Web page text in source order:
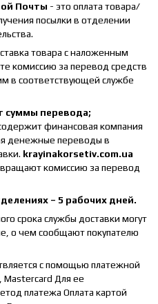
Почты - это оплата товара/
посылки в отделении
товара с наложенным
комиссию за перевод средств
в соответствующей службе
суммы перевода;
финансовая компания
денежные переводы в
krayinakorsetiv.com.ua
комиссию за перевод
– 5 рабочих дней.
срока службы доставки могут
о чем сообщают покупателю
с помощью платежной
Mastercard Для ее
платежа Оплата картой